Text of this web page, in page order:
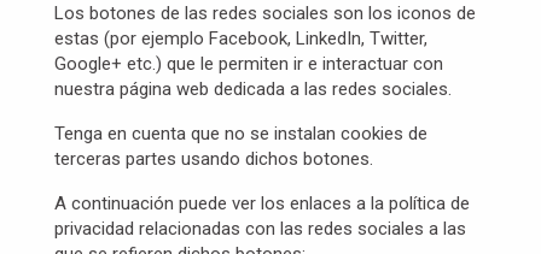
Los botones de las redes sociales son los iconos de
estas (por ejemplo Facebook, LinkedIn, Twitter,
Google+ etc.) que le permiten ir e interactuar con
nuestra página web dedicada a las redes sociales.
Tenga en cuenta que no se instalan cookies de
terceras partes usando dichos botones.
A continuación puede ver los enlaces a la política de
privacidad relacionadas con las redes sociales a las